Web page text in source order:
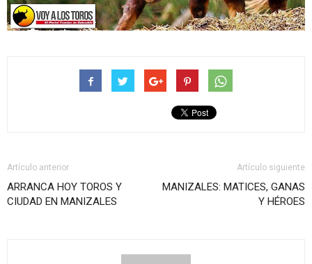
Artículo anterior
ARRANCA HOY TOROS Y
CIUDAD EN MANIZALES
Artículo siguiente
MANIZALES: MATICES, GANAS
Y HÉROES